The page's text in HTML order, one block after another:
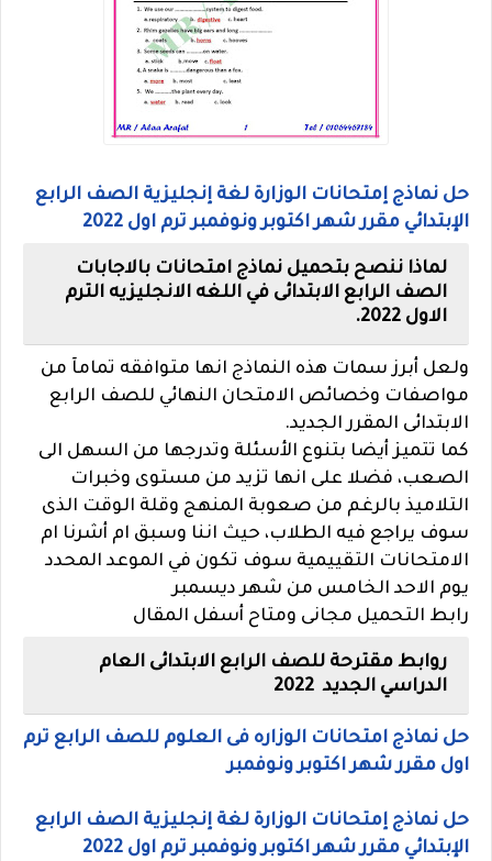
حل نماذج إمتحانات الوزارة لغة إنجليزية الصف الرابع
الإبتدائي مقرر شهر اكتوبر ونوفمبر ترم اول 2022
لماذا ننصح بتحميل نماذج امتحانات بالاجابات
الصف الرابع الابتدائى في اللغه الانجليزيه الترم
الاول 2022.
ولعل أبرز سمات هذه النماذج انها متوافقه تمامآ من
مواصفات وخصائص الامتحان النهائي للصف الرابع
الابتدائى المقرر الجديد.
كما تتميز أيضا بتنوع الأسئلة وتدرجها من السهل الى
الصعب، فضلا على انها تزيد من مستوى وخبرات
التلاميذ بالرغم من صعوبة المنهج وقلة الوقت الذى
سوف يراجع فيه الطلاب، حيث اننا وسبق ام أشرنا ام
الامتحانات التقييمية سوف تكون في الموعد المحدد
يوم الاحد الخامس من شهر ديسمبر
رابط التحميل مجانى ومتاح أسفل المقال
روابط مقترحة للصف الرابع الابتدائى العام
الدراسي الجديد 2022
حل نماذج امتحانات الوزاره فى العلوم للصف الرابع ترم
اول مقرر شهر اكتوبر ونوفمبر
حل نماذج إمتحانات الوزارة لغة إنجليزية الصف الرابع
الإبتدائي مقرر شهر اكتوبر ونوفمبر ترم اول 2022